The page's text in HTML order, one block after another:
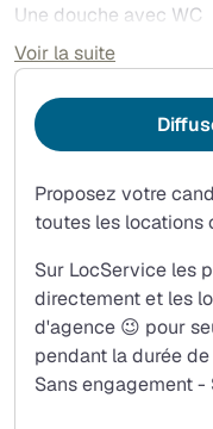
Une douche avec WC
Et un recoin cuisine
et frigo divers
Voir la suite
Proposez votre
toutes les locations
Sur LocService les
directement et les
d'agence 😉 pour
pendant la durée
Sans engagement -